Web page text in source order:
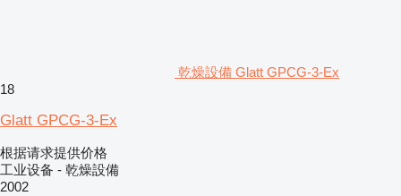
乾燥設備 Glatt GPCG-3-Ex
18
Glatt GPCG-3-Ex
根据请求提供价格
工业设备 - 乾燥設備
2002